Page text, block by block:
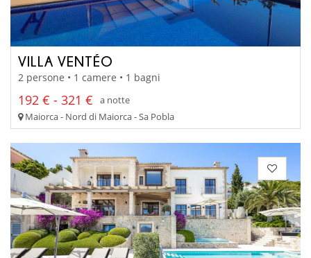
VILLA VENTÉO
2 persone • 1 camere • 1 bagni
192 € - 321 €
a notte
Maiorca - Nord di Maiorca - Sa Pobla